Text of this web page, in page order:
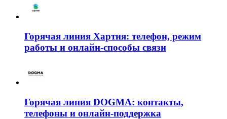
Горячая линия Хартия: телефон, режим
работы и онлайн-способы связи
Горячая линия DOGMA: контакты,
телефоны и онлайн-поддержка